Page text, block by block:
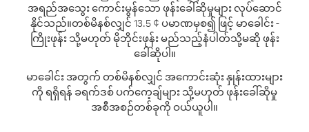
အရည်အသွေး ကောင်းမွန်သော ဖုန်းခေါ်ဆိုမှုများ လုပ်ဆောင်
နိုင်သည်။တစ်မိနစ်လျှင် 13.5 ¢ ပမာဏမှစ၍ ဖြင့် မာခေါင်း -
ကြိုးဖုန်း သို့မဟုတ် မိုဘိုင်းဖုန်း မည်သည့်နံပါတ်သို့မဆို ဖုန်း
ခေါ်ဆိုပါ။
မာခေါင်း အတွက် တစ်မိနစ်လျှင် အကောင်းဆုံး နှုန်းထားများ
ကို ရရှိရန် ခရက်ဒစ် ပက်ကေ့ချ်များ သို့မဟုတ် ဖုန်းခေါ်ဆိုမှု
အစီအစဉ်တစ်ခုကို ဝယ်ယူပါ။